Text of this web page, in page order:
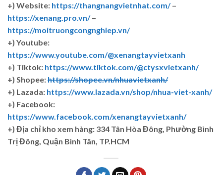
+) Website: https://thangnangvietnhat.com/–
https://xenang.pro.vn/–
https://moitruongcongnghiep.vn/
+) Youtube:
https://www.youtube.com/@xenangtayvietxanh
+) Tiktok: https://www.tiktok.com/@ctysxvietxanh/
+) Shopee:https://shopee.vn/nhuavietxanh/
+) Lazada: https://www.lazada.vn/shop/nhua-viet-xanh/
+) Facebook:
https://www.facebook.com/xenangtayvietxanh/
+) Địa chỉ kho xem hàng: 334 Tân Hòa Đông, Phường Bình
Trị Đông, Quận Bình Tân, TP.HCM